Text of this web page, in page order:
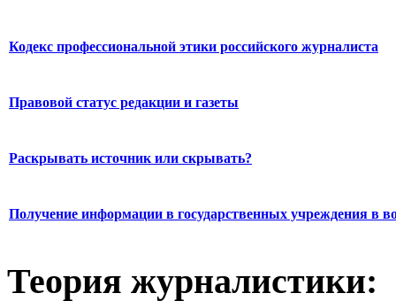
Кодекс профессиональной этики российского журналиста
Правовой статус редакции и газеты
Раскрывать источник или скрывать?
Получение информации в государственных учреждения в
Теория журналистики: